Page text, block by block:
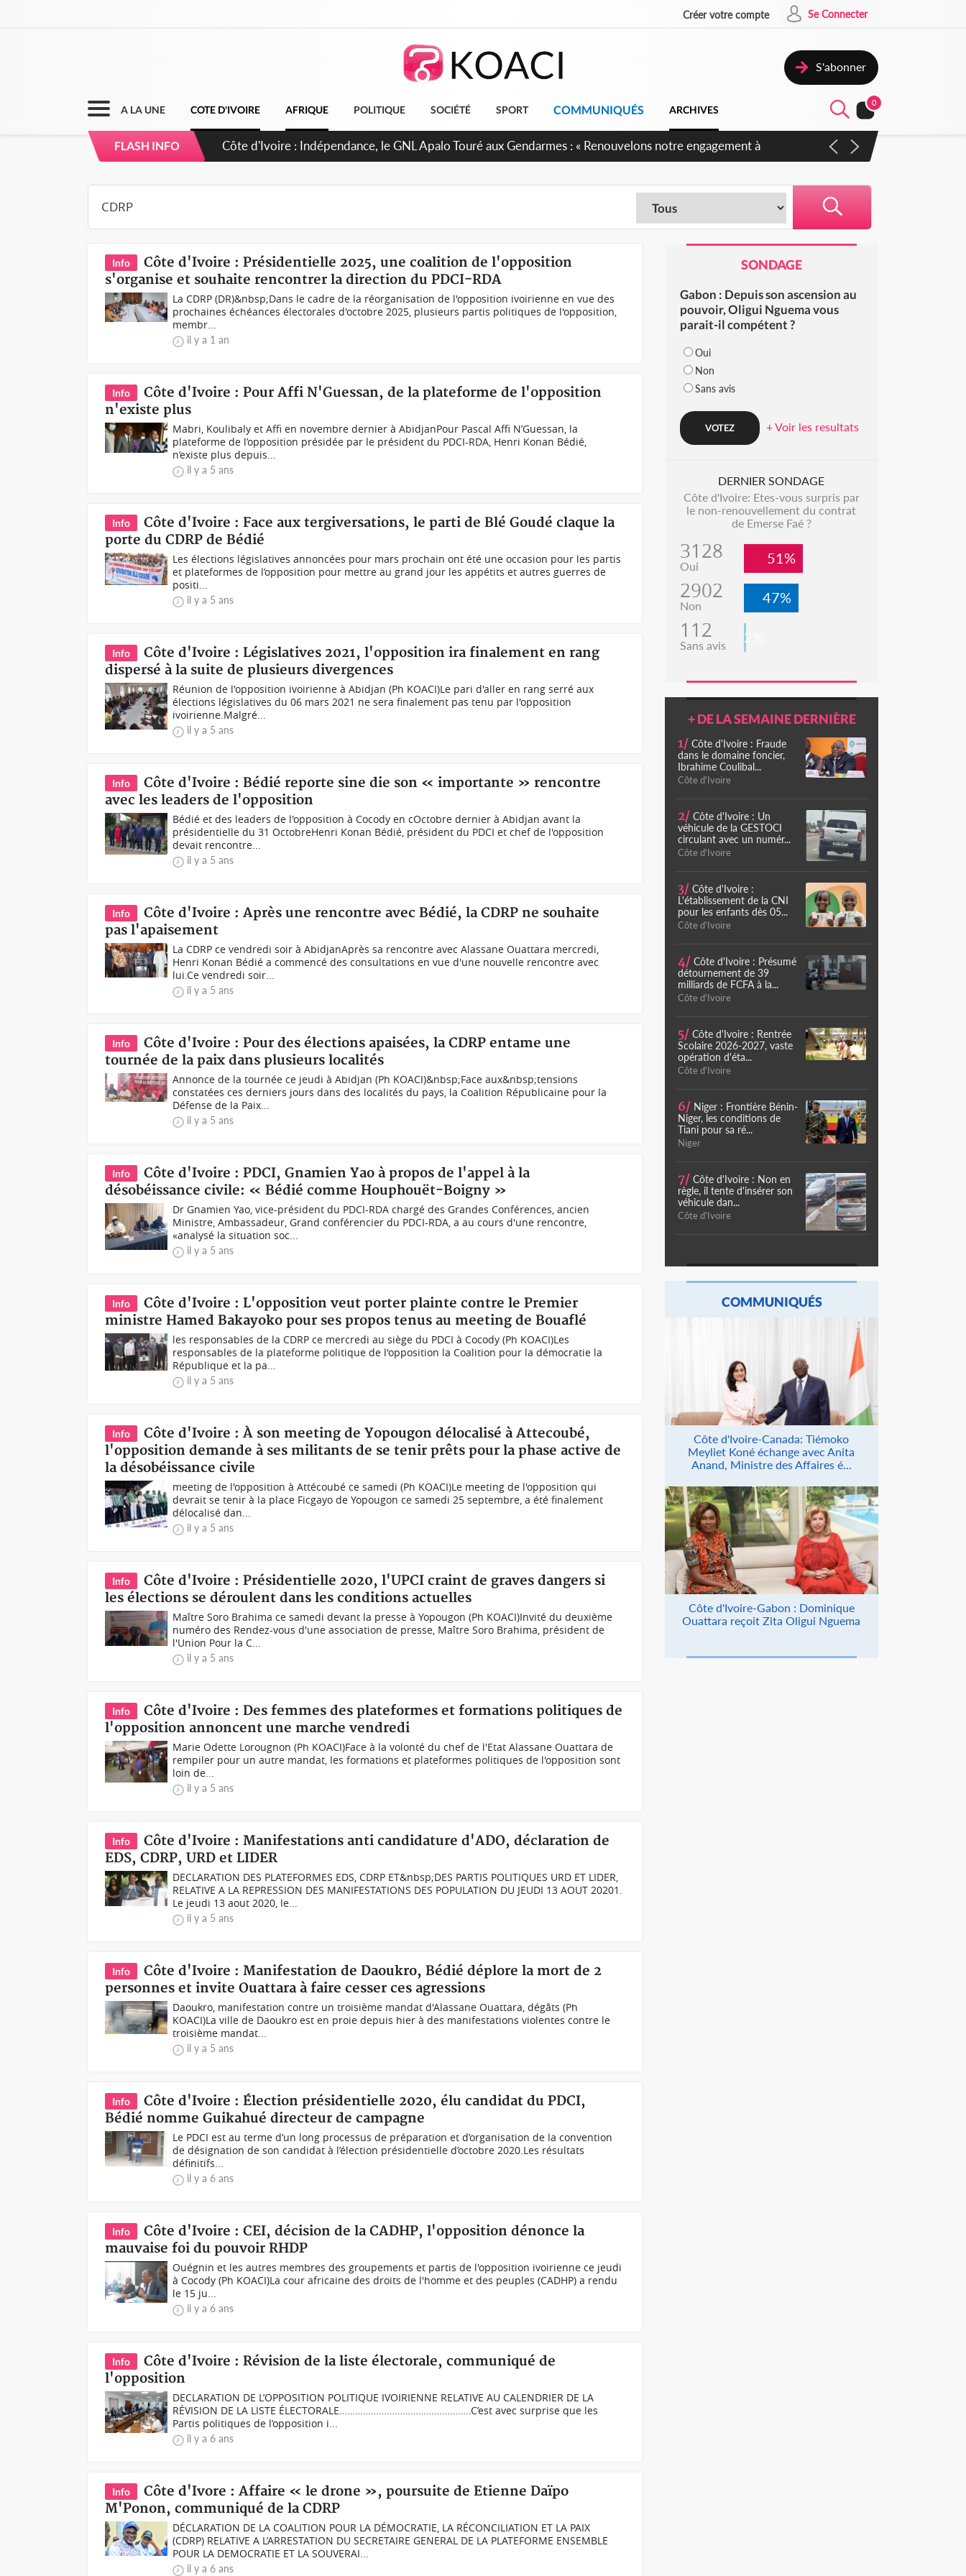
Créer votre compte Se Connecter
S'abonner
A LA UNE COTE D'IVOIRE AFRIQUE POLITIQUE SOCIÉTÉ SPORT COMMUNIQUÉS ARCHIVES
0
FLASH INFO
Sierra Leone : Un projet de réforme constitutionnelle en gestation, points clés des amendements, un exclu
Info
Côte d'Ivoire : Présidentielle 2025, une coalition de l'opposition
s'organise et souhaite rencontrer la direction du PDCI-RDA
La CDRP (DR)&nbsp;Dans le cadre de la réorganisation de l'opposition ivoirienne en vue des
prochaines échéances électorales d'octobre 2025, plusieurs partis politiques de l'opposition,
membr...
il y a 1 an
Info
Côte d'Ivoire : Pour Affi N'Guessan, de la plateforme de l'opposition
n'existe plus
Mabri, Koulibaly et Affi en novembre dernier à AbidjanPour Pascal Affi N’Guessan, la
plateforme de l’opposition présidée par le président du PDCI-RDA, Henri Konan Bédié,
n’existe plus depuis...
il y a 5 ans
Info
Côte d'Ivoire : Face aux tergiversations, le parti de Blé Goudé claque la
porte du CDRP de Bédié
Les élections législatives annoncées pour mars prochain ont été une occasion pour les partis
et plateformes de l’opposition pour mettre au grand jour les appétits et autres guerres de
positi...
il y a 5 ans
Info
Côte d'Ivoire : Législatives 2021, l'opposition ira finalement en rang
dispersé à la suite de plusieurs divergences
Réunion de l'opposition ivoirienne à Abidjan (Ph KOACI)Le pari d'aller en rang serré aux
élections législatives du 06 mars 2021 ne sera finalement pas tenu par l'opposition
ivoirienne.Malgré...
il y a 5 ans
Info
Côte d'Ivoire : Bédié reporte sine die son « importante » rencontre
avec les leaders de l'opposition
Bédié et des leaders de l'opposition à Cocody en cOctobre dernier à Abidjan avant la
présidentielle du 31 OctobreHenri Konan Bédié, président du PDCI et chef de l'opposition
devait rencontre...
il y a 5 ans
Info
Côte d'Ivoire : Après une rencontre avec Bédié, la CDRP ne souhaite
pas l'apaisement
La CDRP ce vendredi soir à AbidjanAprès sa rencontre avec Alassane Ouattara mercredi,
Henri Konan Bédié a commencé des consultations en vue d'une nouvelle rencontre avec
lui.Ce vendredi soir...
il y a 5 ans
Info
Côte d'Ivoire : Pour des élections apaisées, la CDRP entame une
tournée de la paix dans plusieurs localités
Annonce de la tournée ce jeudi à Abidjan (Ph KOACI)&nbsp;Face aux&nbsp;tensions
constatées ces derniers jours dans des localités du pays, la Coalition Républicaine pour la
Défense de la Paix...
il y a 5 ans
Info
Côte d'Ivoire : PDCI, Gnamien Yao à propos de l'appel à la
désobéissance civile: « Bédié comme Houphouët-Boigny »
Dr Gnamien Yao, vice-président du PDCI-RDA chargé des Grandes Conférences, ancien
Ministre, Ambassadeur, Grand conférencier du PDCI-RDA, a au cours d'une rencontre,
«analysé la situation soc...
il y a 5 ans
Info
Côte d'Ivoire : L'opposition veut porter plainte contre le Premier
ministre Hamed Bakayoko pour ses propos tenus au meeting de Bouaflé
les responsables de la CDRP ce mercredi au siège du PDCI à Cocody (Ph KOACI)Les
responsables de la plateforme politique de l'opposition la Coalition pour la démocratie la
République et la pa...
il y a 5 ans
Info
Côte d'Ivoire : À son meeting de Yopougon délocalisé à Attecoubé,
l'opposition demande à ses militants de se tenir prêts pour la phase active de
la désobéissance civile
meeting de l'opposition à Attécoubé ce samedi (Ph KOACI)Le meeting de l'opposition qui
devrait se tenir à la place Ficgayo de Yopougon ce samedi 25 septembre, a été finalement
délocalisé dan...
il y a 5 ans
Info
Côte d'Ivoire : Présidentielle 2020, l'UPCI craint de graves dangers si
les élections se déroulent dans les conditions actuelles
Maître Soro Brahima ce samedi devant la presse à Yopougon (Ph KOACI)Invité du deuxième
numéro des Rendez-vous d'une association de presse, Maître Soro Brahima, président de
l'Union Pour la C...
il y a 5 ans
Info
Côte d'Ivoire : Des femmes des plateformes et formations politiques de
l'opposition annoncent une marche vendredi
Marie Odette Lorougnon (Ph KOACI)Face à la volonté du chef de l'Etat Alassane Ouattara de
rempiler pour un autre mandat, les formations et plateformes politiques de l'opposition sont
loin de...
il y a 5 ans
Info
Côte d'Ivoire : Manifestations anti candidature d'ADO, déclaration de
EDS, CDRP, URD et LIDER
DECLARATION DES PLATEFORMES EDS, CDRP ET&nbsp;DES PARTIS POLITIQUES URD ET LIDER,
RELATIVE A LA REPRESSION DES MANIFESTATIONS DES POPULATION DU JEUDI 13 AOUT 20201.
Le jeudi 13 aout 2020, le...
il y a 5 ans
Info
Côte d'Ivoire : Manifestation de Daoukro, Bédié déplore la mort de 2
personnes et invite Ouattara à faire cesser ces agressions
Daoukro, manifestation contre un troisième mandat d'Alassane Ouattara, dégâts (Ph
KOACI)La ville de Daoukro est en proie depuis hier à des manifestations violentes contre le
troisième mandat...
il y a 5 ans
Info
Côte d'Ivoire : Élection présidentielle 2020, élu candidat du PDCI,
Bédié nomme Guikahué directeur de campagne
Le PDCI est au terme d’un long processus de préparation et d’organisation de la convention
de désignation de son candidat à l’élection présidentielle d’octobre 2020.Les résultats
définitifs...
il y a 6 ans
Info
Côte d'Ivoire : CEI, décision de la CADHP, l'opposition dénonce la
mauvaise foi du pouvoir RHDP
Ouégnin et les autres membres des groupements et partis de l'opposition ivoirienne ce jeudi
à Cocody (Ph KOACI)La cour africaine des droits de l'homme et des peuples (CADHP) a rendu
le 15 ju...
il y a 6 ans
Info
Côte d'Ivoire : Révision de la liste électorale, communiqué de
l'opposition
DECLARATION DE L’OPPOSITION POLITIQUE IVOIRIENNE RELATIVE AU CALENDRIER DE LA
RÉVISION DE LA LISTE ÉLECTORALE…………………………………………..C’est avec surprise que les
Partis politiques de l’opposition i...
il y a 6 ans
Info
Côte d'Ivore : Affaire « le drone », poursuite de Etienne Daïpo
M'Ponon, communiqué de la CDRP
DÉCLARATION DE LA COALITION POUR LA DÉMOCRATIE, LA RÉCONCILIATION ET LA PAIX
(CDRP) RELATIVE A L’ARRESTATION DU SECRETAIRE GENERAL DE LA PLATEFORME ENSEMBLE
POUR LA DEMOCRATIE ET LA SOUVERAI...
il y a 6 ans
SONDAGE
Gabon : Depuis son ascension au
pouvoir, Oligui Nguema vous
parait-il compétent ?
Oui
Non
Sans avis
+ Voir les resultats
DERNIER SONDAGE
Côte d'Ivoire: Etes-vous surpris par
le non-renouvellement du contrat
de Emerse Faé ?
3128
Oui 51%
2902
Non 47%
112
Sans avis 2%
+ DE LA SEMAINE DERNIÈRE
1/ Côte d'Ivoire : Fraude
dans le domaine foncier,
Ibrahime Coulibal...
Côte d'Ivoire
2/ Côte d'Ivoire : Un
véhicule de la GESTOCI
circulant avec un numér...
Côte d'Ivoire
3/ Côte d'Ivoire :
L'établissement de la CNI
pour les enfants dès 05...
Côte d'Ivoire
4/ Côte d'Ivoire : Présumé
détournement de 39
milliards de FCFA à la...
Côte d'Ivoire
5/ Côte d'Ivoire : Rentrée
Scolaire 2026-2027, vaste
opération d'éta...
Côte d'Ivoire
6/ Niger : Frontière Bénin-
Niger, les conditions de
Tiani pour sa ré...
Niger
7/ Côte d'Ivoire : Non en
règle, il tente d'insérer son
véhicule dan...
Côte d'Ivoire
COMMUNIQUÉS
Côte d'Ivoire-Canada: Tiémoko
Meyliet Koné échange avec Anita
Anand, Ministre des Affaires é...
Côte d'Ivoire-Gabon : Dominique
Ouattara reçoit Zita Oligui Nguema